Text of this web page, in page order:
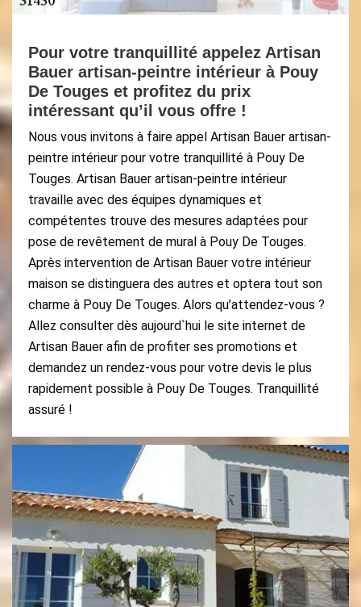
Pour votre tranquillité appelez Artisan
Bauer artisan-peintre intérieur à Pouy
De Touges et profitez du prix
intéressant qu’il vous offre !
Nous vous invitons à faire appel Artisan Bauer artisan-
peintre intérieur pour votre tranquillité à Pouy De
Touges. Artisan Bauer artisan-peintre intérieur
travaille avec des équipes dynamiques et
compétentes trouve des mesures adaptées pour
pose de revêtement de mural à Pouy De Touges.
Après intervention de Artisan Bauer votre intérieur
maison se distinguera des autres et optera tout son
charme à Pouy De Touges. Alors qu’attendez-vous ?
Allez consulter dès aujourd`hui le site internet de
Artisan Bauer afin de profiter ses promotions et
demandez un rendez-vous pour votre devis le plus
rapidement possible à Pouy De Touges. Tranquillité
assuré !